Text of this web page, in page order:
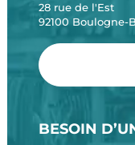
28 rue de l'Est
92100 Boulogne-
BESOIN